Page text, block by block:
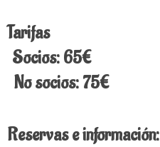
Tarifas
Socios: 65€
No socios: 75€
Reservas e información: